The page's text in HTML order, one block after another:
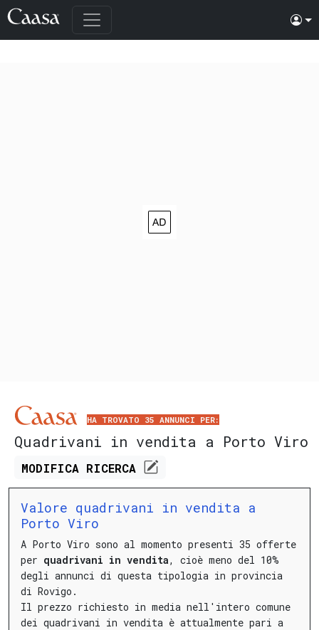
HA TROVATO 35 ANNUNCI PER:
Quadrivani in vendita a Porto Viro
MODIFICA RICERCA
Valore quadrivani in vendita a
Porto Viro
A Porto Viro sono al momento presenti 35 offerte
per quadrivani in vendita, cioè meno del 10%
degli annunci di questa tipologia in provincia
di Rovigo.
Il prezzo richiesto in media nell'intero comune
dei quadrivani in vendita è attualmente pari a